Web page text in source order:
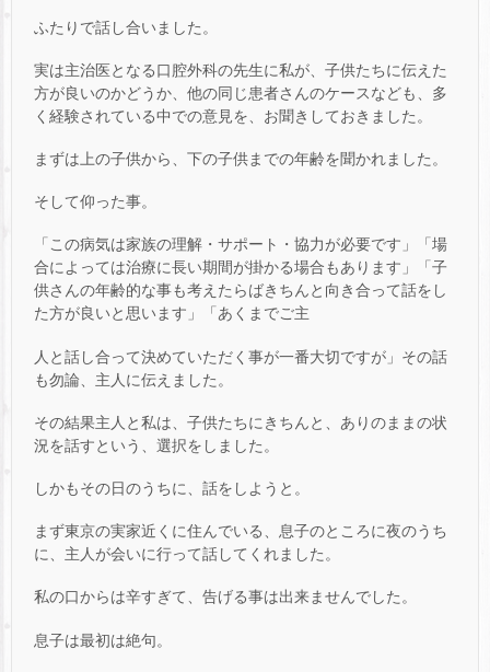
ふたりで話し合いました。
実は主治医となる口腔外科の先生に私が、子供たちに伝えた
方が良いのかどうか、他の同じ患者さんのケースなども、多
く経験されている中での意見を、お聞きしておきました。
まずは上の子供から、下の子供までの年齢を聞かれました。
そして仰った事。
「この病気は家族の理解・サポート・協力が必要です」「場
合によっては治療に長い期間が掛かる場合もあります」「子
供さんの年齢的な事も考えたらばきちんと向き合って話をし
た方が良いと思います」「あくまでご主
人と話し合って決めていただく事が一番大切ですが」その話
も勿論、主人に伝えました。
その結果主人と私は、子供たちにきちんと、ありのままの状
況を話すという、選択をしました。
しかもその日のうちに、話をしようと。
まず東京の実家近くに住んでいる、息子のところに夜のうち
に、主人が会いに行って話してくれました。
私の口からは辛すぎて、告げる事は出来ませんでした。
息子は最初は絶句。